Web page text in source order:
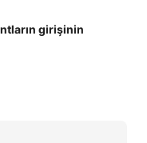
girişinin